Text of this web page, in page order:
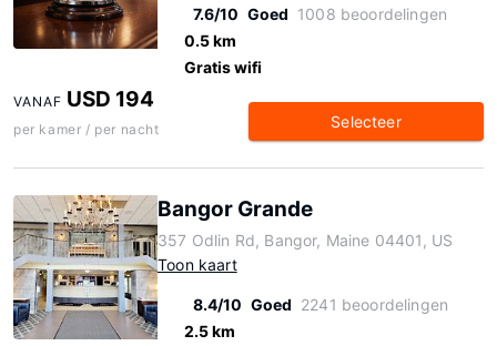
7.6/10 Goed 1008 beoordelingen
0.5 km
Gratis wifi
VANAF USD 194
per kamer / per nacht Selecteer
Bangor Grande
357 Odlin Rd, Bangor, Maine 04401, US
Toon kaart
8.4/10 Goed 2241 beoordelingen
2.5 km